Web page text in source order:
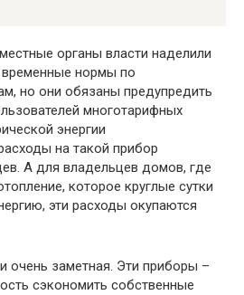
органы власти наделили
временные нормы по
но они обязаны предупредить
многотарифных
энергии
на такой прибор
А для владельцев домов, где
которое круглые сутки
эти расходы окупаются
очень заметная. Эти приборы –
сэкономить собственные